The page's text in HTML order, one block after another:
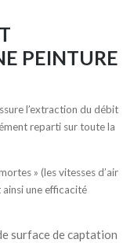
PEINTURE
l’extraction du débit
reparti sur toute la
» (les vitesses d’air
une efficacité
surface de captation